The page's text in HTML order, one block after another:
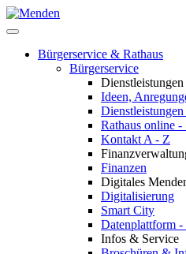
Bürgerservice & Rathaus
Bürgerservice
Ideen,
Rathaus online -
Kontakt A - Z
Finanzen
Digitales
Digitalisierung
Smart City
Datenplattform
Infos & Service